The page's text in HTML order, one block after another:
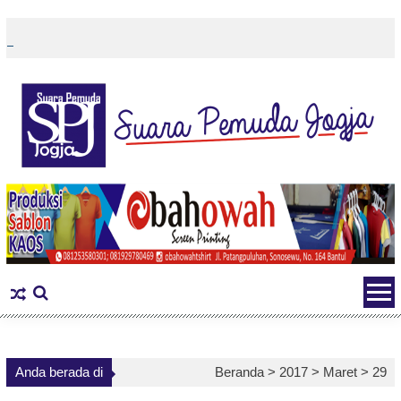
content
Anda berada di Beranda > 2017 > Maret > 29